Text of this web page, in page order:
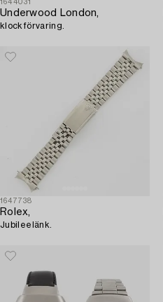
1644031
Underwood London,
klockförvaring.
1647738
Rolex,
Jubileelänk.